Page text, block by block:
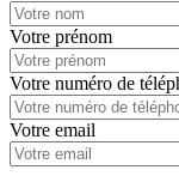
Votre prénom
Votre numéro de
Votre email